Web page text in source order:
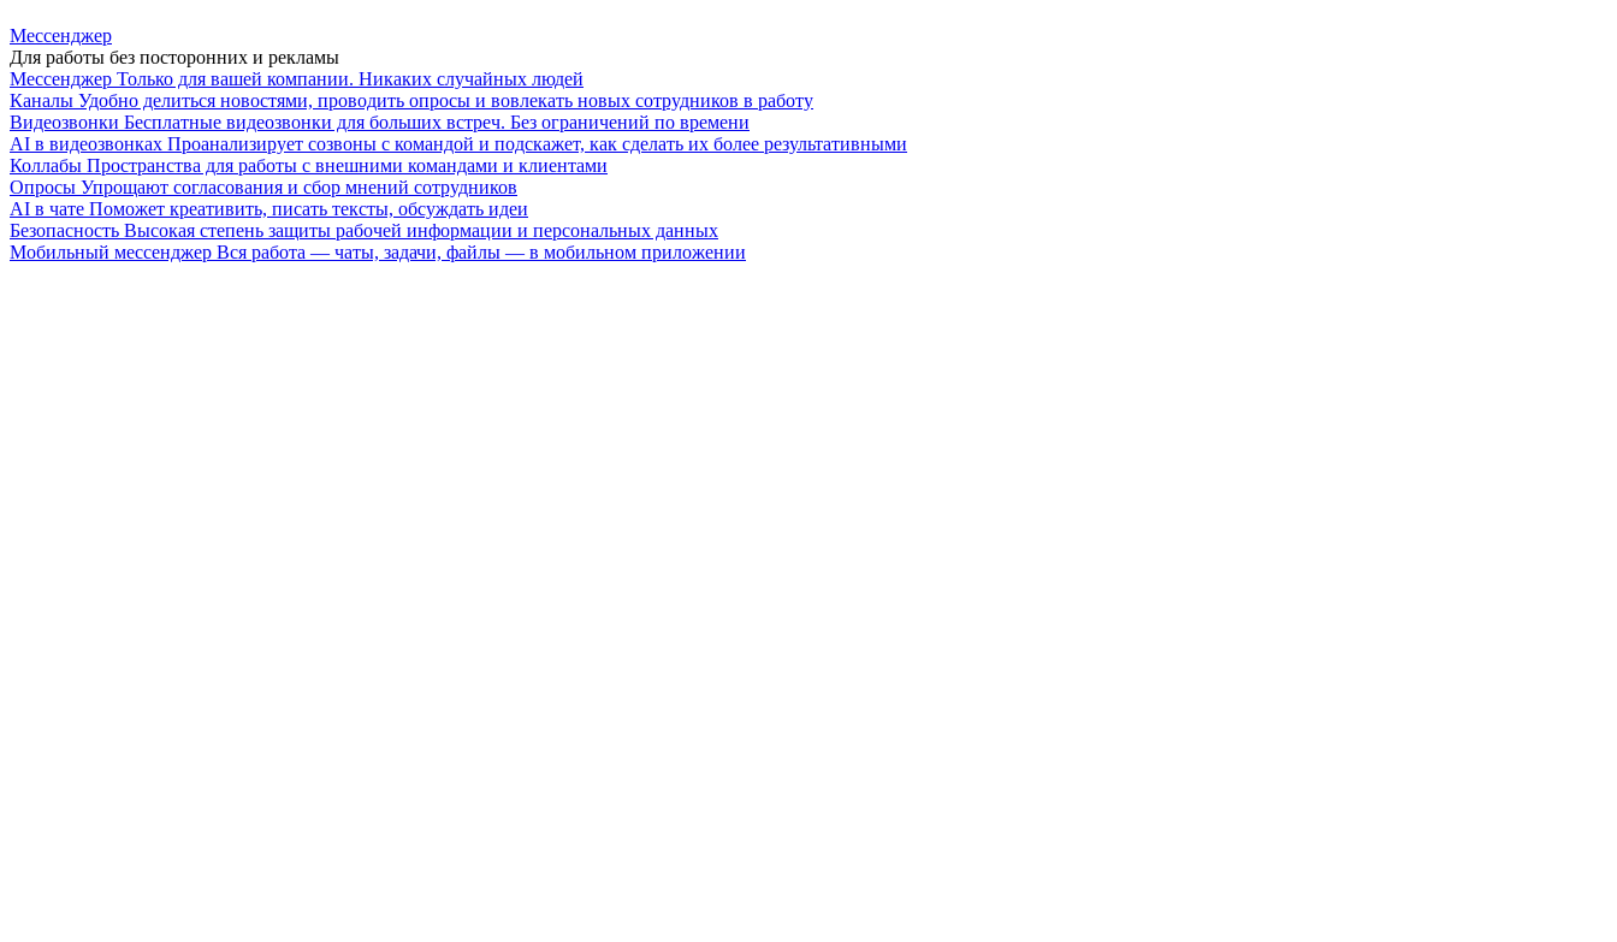
Мессенджер
Для работы без посторонних и рекламы
Мессенджер Только для вашей компании. Никаких случайных людей
Каналы Удобно делиться новостями, проводить опросы и вовлекать новых сотрудников в работу
Видеозвонки Бесплатные видеозвонки для больших встреч. Без ограничений по времени
AI в видеозвонках Проанализирует созвоны с командой и подскажет, как сделать их более результативными
Коллабы Пространства для работы с внешними командами и клиентами
Опросы Упрощают согласования и сбор мнений сотрудников
AI в чате Поможет креативить, писать тексты, обсуждать идеи
Безопасность Высокая степень защиты рабочей информации и персональных данных
Мобильный мессенджер Вся работа — чаты, задачи, файлы — в мобильном приложении